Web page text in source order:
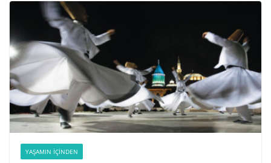
YAŞAMIN İÇINDEN